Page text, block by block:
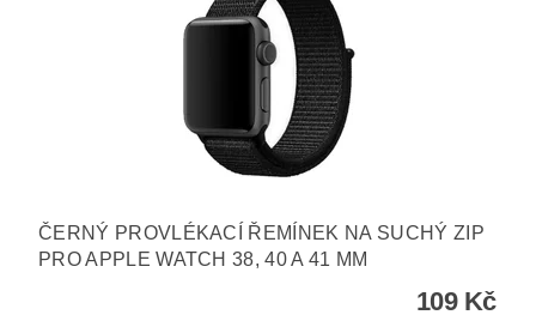
ČERNÝ PROVLÉKACÍ ŘEMÍNEK NA SUCHÝ ZIP
PRO APPLE WATCH 38, 40 A 41 MM
109 Kč